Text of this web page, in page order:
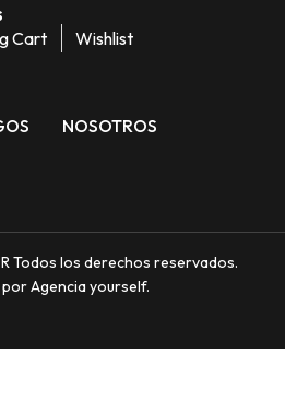
Cart Wishlist
NOSOTROS
Todos los derechos reservados.
Agencia yourself.